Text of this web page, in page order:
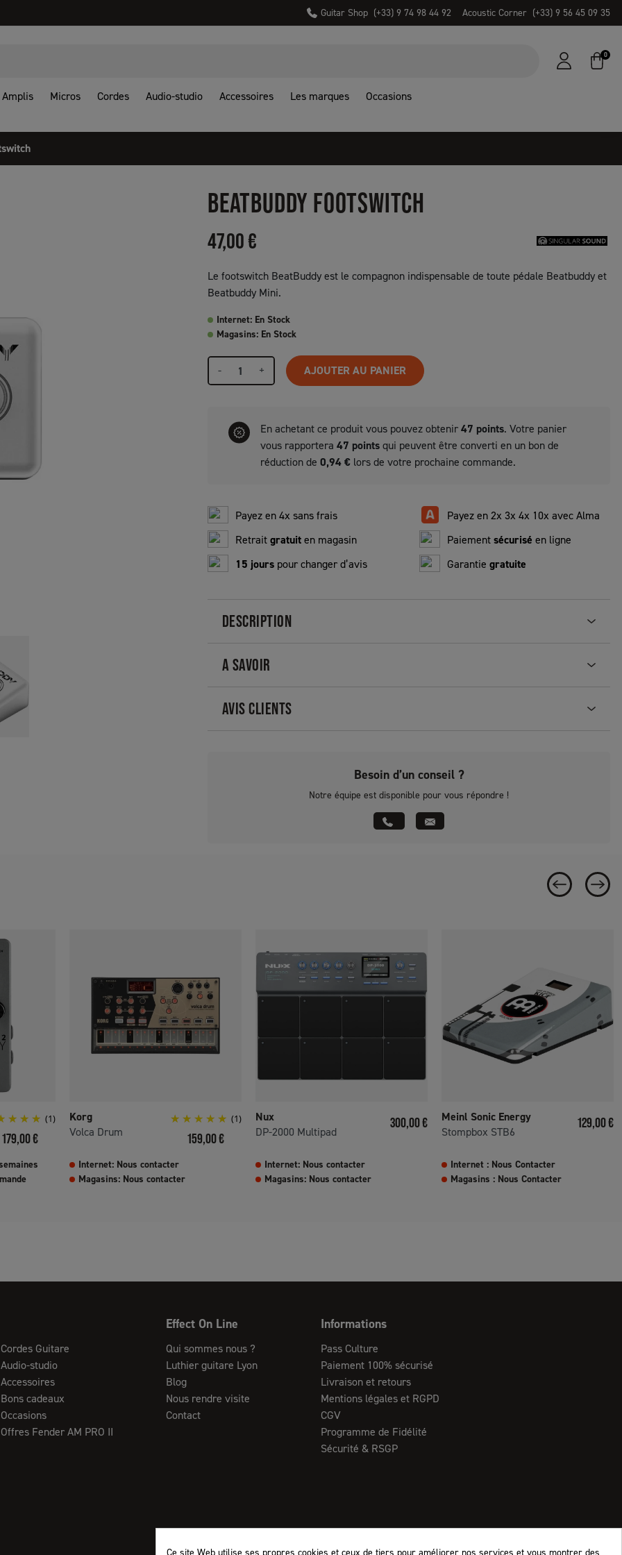
Guitar Shop (+33) 9 74 98 44 92 Acoustic Corner (+33) 9 56 45 09 35
0
Amplis Micros Cordes Audio-studio Accessoires Les marques Occasions
BEATBUDDY FOOTSWITCH
47,00 €
Le footswitch BeatBuddy est le compagnon indispensable de toute pédale Beatbuddy et
Beatbuddy Mini.
Internet: En Stock
Magasins: En Stock
- + AJOUTER AU PANIER
En achetant ce produit vous pouvez obtenir47 points. Votre panier
vous rapportera 47 pointsqui peuvent être converti en un bon de
réduction de 0,94 € lors de votre prochaine commande.
Payez en 4x sans frais
Payez en 2x 3x 4x 10x avec Alma
Retraitgratuiten magasin Paiementsécurisé en ligne
15 jours pour changer d’avis Garantie gratuite
DESCRIPTION
A SAVOIR
AVIS CLIENTS
Besoin d’un conseil ?
Notre équipe est disponible pour vous répondre !
(1)
Prix
179,00 €
Korg
Volca Drum
(1)
Prix
159,00 €
Internet: Nous contacter
Magasins: Nous contacter
Nux
DP-2000 Multipad
Prix
300,00 €
Internet: Nous contacter
Magasins: Nous contacter
Meinl Sonic Energy
Stompbox STB6
Prix
129,00 €
Internet : Nous Contacter
Magasins : Nous Contacter
Cordes Guitare
Audio-studio
Accessoires
Bons cadeaux
Occasions
Offres Fender AM PRO II
Effect On Line
Qui sommes nous ?
Luthier guitare Lyon
Blog
Nous rendre visite
Contact
Informations
Pass Culture
Paiement 100% sécurisé
Livraison et retours
Mentions légales et RGPD
CGV
Programme de Fidélité
Sécurité & RSGP